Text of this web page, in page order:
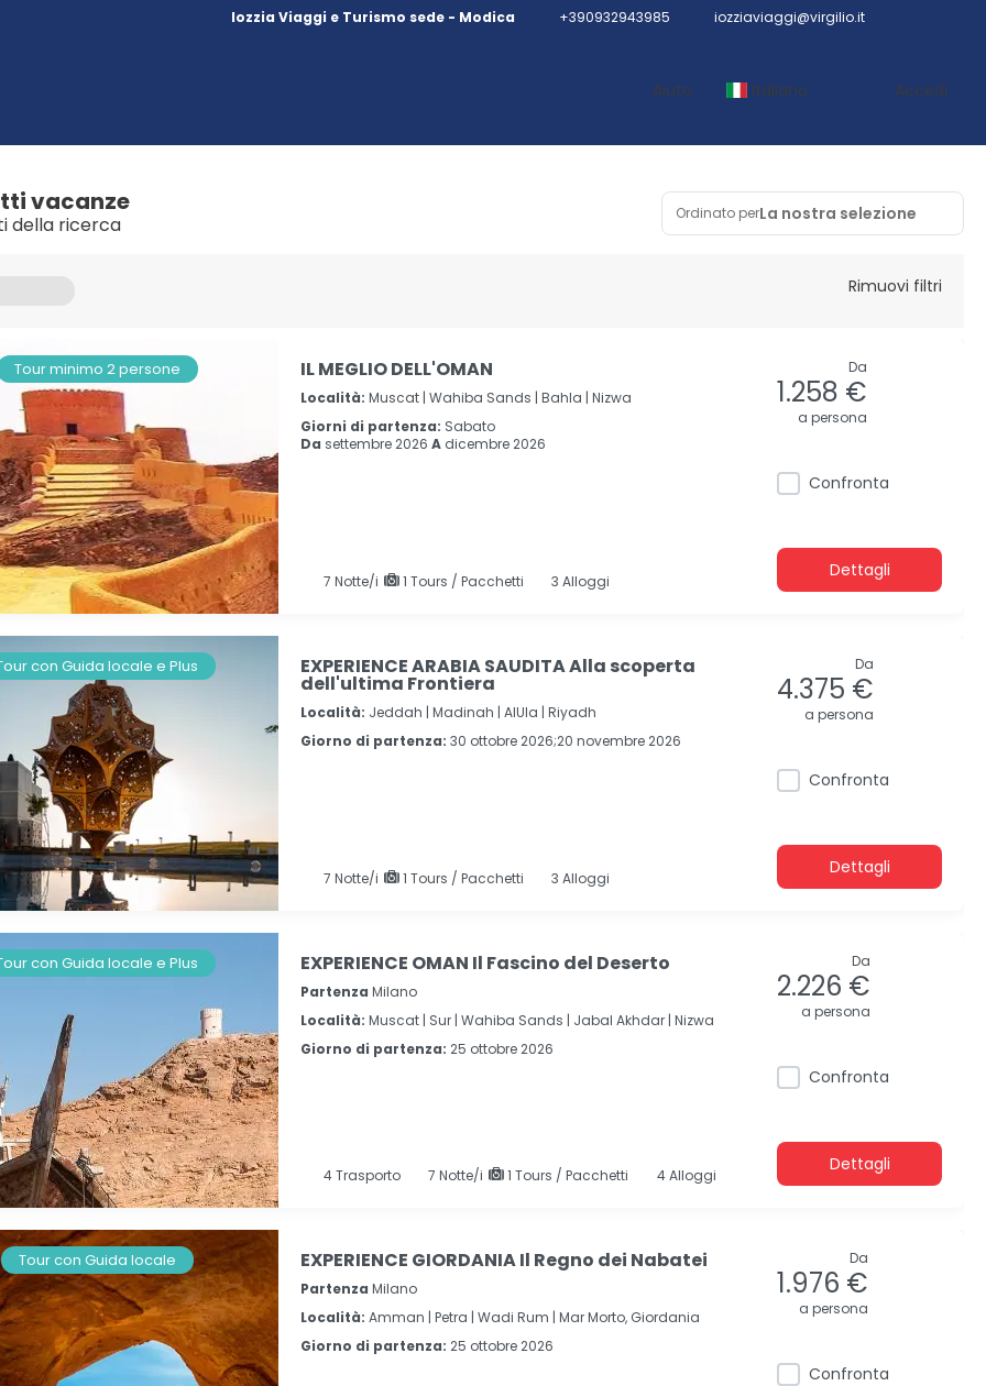
Iozzia Viaggi e Turismo sede - Modica +390932943985 iozziaviaggi@virgilio.it
Aiuto Italiano Accedi
vacanze
della ricerca Ordinato perLa nostra selezione
Rimuovi filtri
Tour minimo 2 persone IL MEGLIO DELL'OMAN
Località: Muscat | Wahiba Sands | Bahla | Nizwa
Giorni di partenza: Sabato
Da settembre 2026 A dicembre 2026
7 Notte/i 1 Tours / Pacchetti 3 Alloggi
Da
1.258 €
a persona
Confronta
Dettagli
con Guida locale e Plus EXPERIENCE ARABIA SAUDITA Alla scoperta
dell'ultima Frontiera
Località: Jeddah | Madinah | AlUla | Riyadh
Giorno di partenza: 30 ottobre 2026;20 novembre 2026
7 Notte/i 1 Tours / Pacchetti 3 Alloggi
Da
4.375 €
a persona
Confronta
Dettagli
con Guida locale e Plus EXPERIENCE OMAN Il Fascino del Deserto
Partenza Milano
Località: Muscat | Sur | Wahiba Sands | Jabal Akhdar | Nizwa
Giorno di partenza: 25 ottobre 2026
4Trasporto 7 Notte/i 1 Tours / Pacchetti 4 Alloggi
Da
2.226 €
a persona
Confronta
Dettagli
Tour con Guida locale EXPERIENCE GIORDANIA Il Regno dei Nabatei
Partenza Milano
Località: Amman | Petra | Wadi Rum | Mar Morto, Giordania
Giorno di partenza: 25 ottobre 2026
Da
1.976 €
a persona
Confronta